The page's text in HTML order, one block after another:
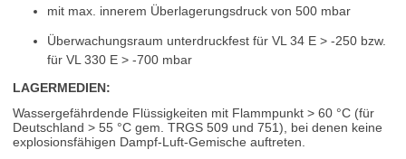
mit max. innerem Überlagerungsdruck von 500 mbar
Überwachungsraum unterdruckfest für VL 34 E > -250 bzw.
für VL 330 E > -700 mbar
LAGERMEDIEN:
Wassergefährdende Flüssigkeiten mit Flammpunkt > 60 °C (für
Deutschland > 55 °C gem. TRGS 509 und 751), bei denen keine
explosionsfähigen Dampf-Luft-Gemische auftreten.